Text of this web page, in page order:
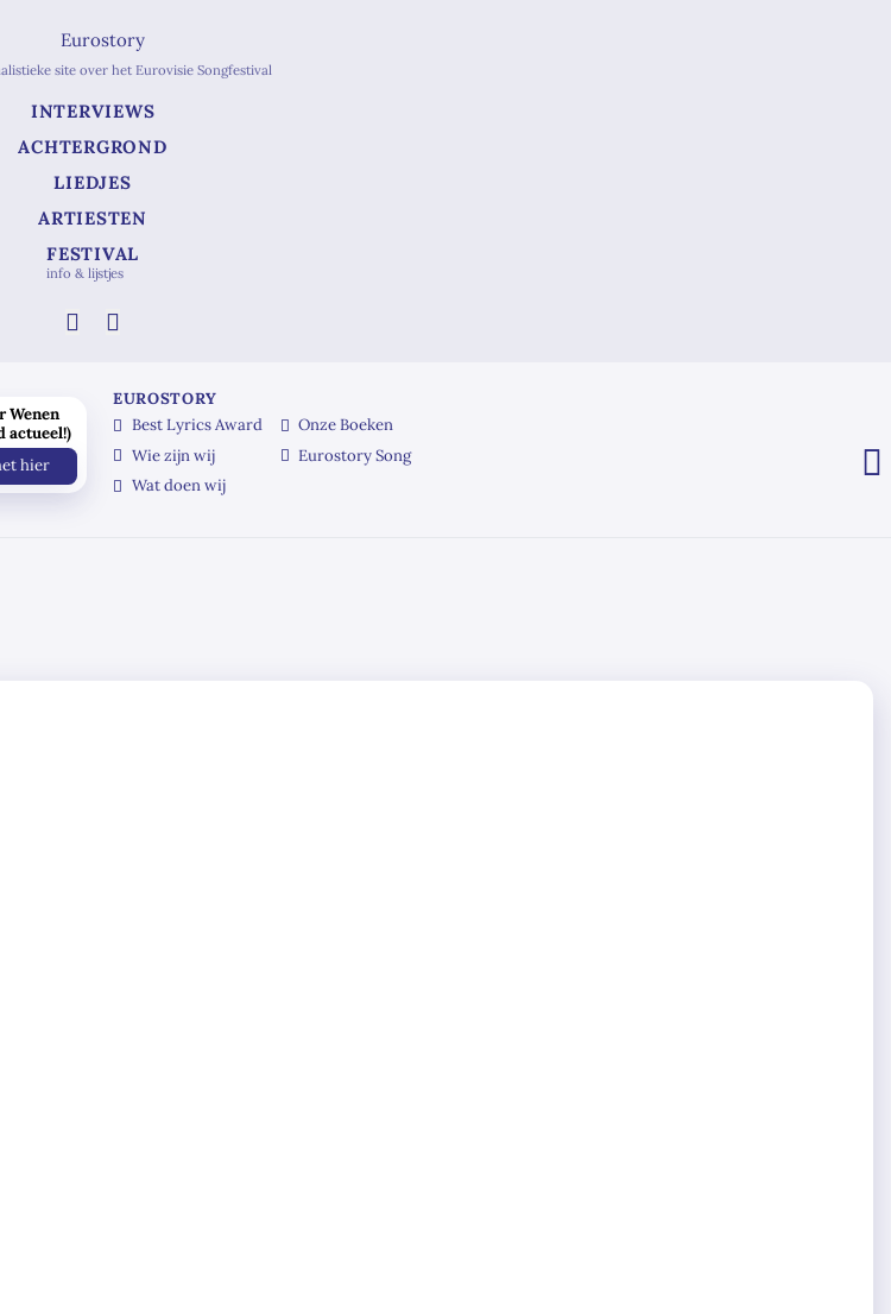
site over het Eurovisie Songfestival
INTERVIEWS
ACHTERGROND
LIEDJES
ARTIESTEN
FESTIVAL
info & lijstjes
Wenen
actueel!)
hier
EUROSTORY
Best Lyrics Award
Wie zijn wij
Wat doen wij
Onze Boeken
Eurostory Song